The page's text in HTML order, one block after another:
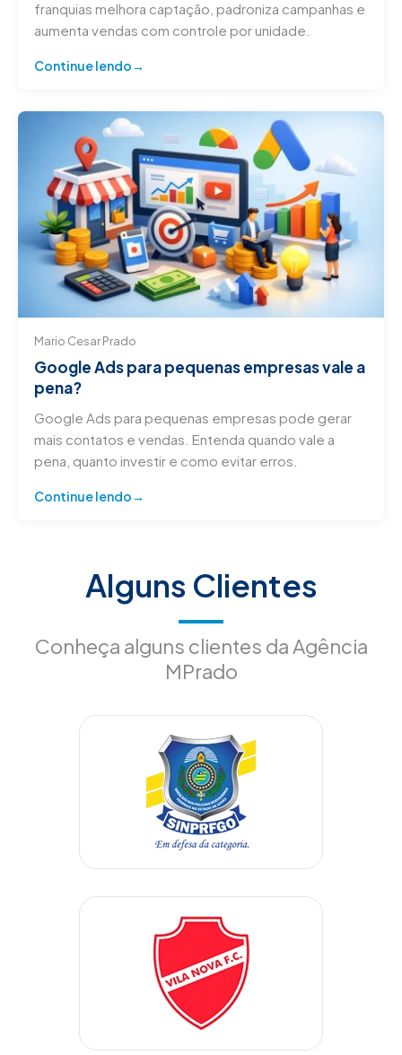
franquias melhora captação, padroniza campanhas e
aumenta vendas com controle por unidade.
Continue lendo
Mario Cesar Prado
Google Ads para pequenas empresas vale a
pena?
Google Ads para pequenas empresas pode gerar
mais contatos e vendas. Entenda quando vale a
pena, quanto investir e como evitar erros.
Continue lendo
Alguns Clientes
Conheça alguns clientes da Agência
MPrado